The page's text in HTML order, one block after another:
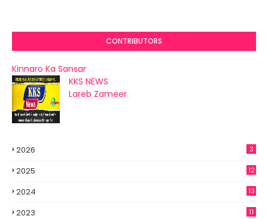
CONTRIBUTORS
Kinnaro Ka Sansar
KKS NEWS
Lareb Zameer
2026 3
2025 12
2024 13
2023 11